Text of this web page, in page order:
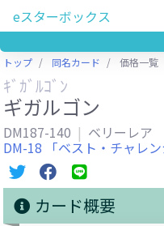
eスターボックス
トップ 同名カード 価格一覧
ｷﾞｶﾞﾙｺﾞﾝ
ギガルゴン
DM187-140 ベリーレア
DM-18 「ベスト・チャレン
カード概要